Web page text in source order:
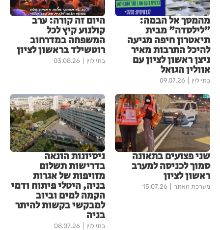
מהמסך אל הבמה:
"לילסדה" מבית
תיאטרון חיפה מגיעה
להיכל התרבות מאיר
ניצן ראשון לציון עם
אוולין הגואל
בתי לוין 09.07.26
היום זה קורה: ערב
קולנוע קיץ לכל
המשפחה במדרחוב
רוטשילד בראשון לציון
בתי לוין 03.08.26
שני פצועים בתאונה
סמוך לכניסה למערב
ראשון לציון
מערכת האתר 15.07.26
ניסיונות הונאה
בדרישות תשלום
מזויפות של אגרות
בניה, היטלי פיתוח ודמי
הקמה למים וביוב
למבקשי בקשות להיתר
בניה
בתי לוין 08.07.26